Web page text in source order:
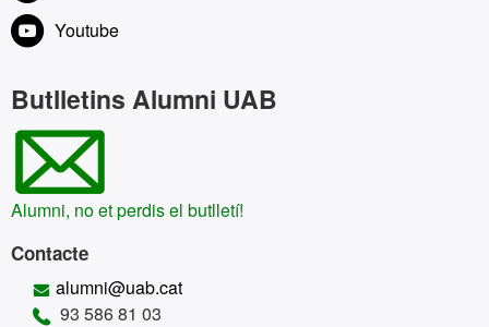
Youtube
Butlletins Alumni UAB
Alumni, no et perdis el butlletí!
Contacte
alumni@uab.cat
93 586 81 03